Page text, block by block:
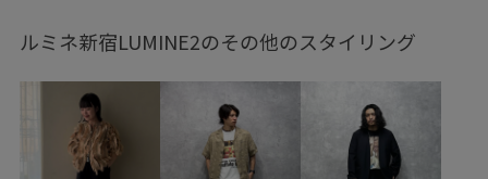
ルミネ新宿LUMINE2のその他のスタイリング